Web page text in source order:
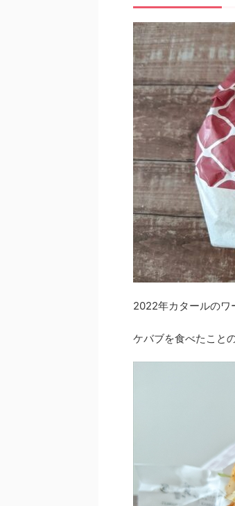
2022年カタールのワ
ケバブを食べたこと